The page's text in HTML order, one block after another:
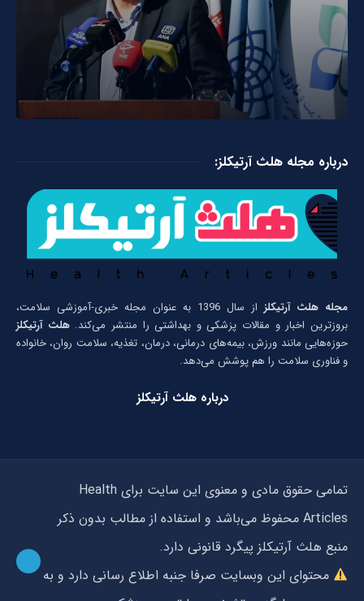
درباره مجله هلث آرتیکلز:
مجله هلث آرتیکلز
از سال 1396 به عنوان مجله خبری-آموزشی سلامت،
بروزترین اخبار و مقالات پزشکی و بهداشتی را منتشر می‌کند.هلث آرتیکلز
حوزه‌هایی مانند ورزش، بیمه‌های درمانی، درمان، تغذیه، سلامت روان، خانواده
و فناوری سلامت را هم پوشش می‌دهد.
درباره هلث آرتیکلز
تمامی حقوق مادی و معنوی این سایت برای Health
Articles محفوظ می‌باشد و استفاده از مطالب بدون ذکر
منبع هلث آرتیکلز پیگرد قانونی دارد.
محتوای این وبسایت صرفا جنبه اطلاع رسانی دارد و به